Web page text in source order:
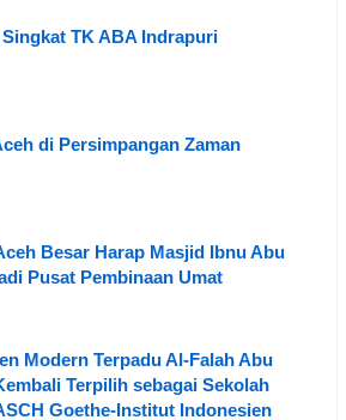
TK ABA Indrapuri
di Persimpangan Zaman
Besar Harap Masjid Ibnu Abu
Pusat Pembinaan Umat
Modern Terpadu Al-Falah Abu
Terpilih sebagai Sekolah
Goethe-Institut Indonesien